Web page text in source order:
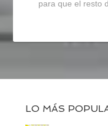
para que el resto
LO MÁS